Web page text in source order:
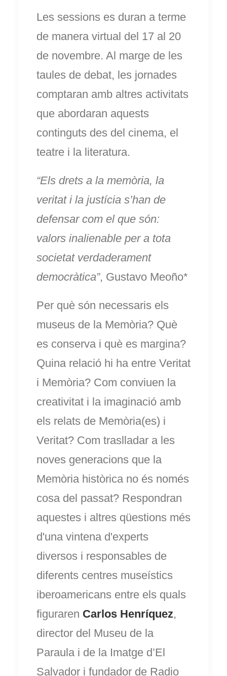
Les sessions es duran a terme
de manera virtual del 17 al 20
de novembre. Al marge de les
taules de debat, les jornades
comptaran amb altres activitats
que abordaran aquests
continguts des del cinema, el
teatre i la literatura.
“Els drets a la memòria, la
veritat i la justícia s’han de
defensar com el que són:
valors inalienable per a tota
societat verdaderament
democràtica”, Gustavo Meoño*
Per què són necessaris els
museus de la Memòria? Què
es conserva i què es margina?
Quina relació hi ha entre Veritat
i Memòria? Com conviuen la
creativitat i la imaginació amb
els relats de Memòria(es) i
Veritat? Com traslladar a les
noves generacions que la
Memòria històrica no és només
cosa del passat? Respondran
aquestes i altres qüestions més
d'una vintena d'experts
diversos i responsables de
diferents centres museístics
iberoamericans entre els quals
figuraren Carlos Henríquez,
director del Museu de la
Paraula i de la Imatge d’El
Salvador i fundador de Radio